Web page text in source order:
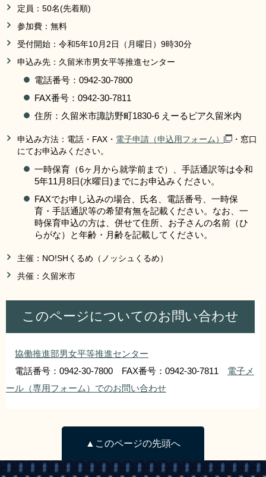
定員：50名(先着順)
参加費：無料
受付開始：令和5年10月2日（月曜日）9時30分
申込み先：久留米市男女平等推進センター
電話番号：0942-30-7800
FAX番号：0942-30-7811
住所：久留米市諏訪野町1830-6 えーるピア久留米内
申込み方法：電話・FAX・ 電子申請（申込用フォーム）
・窓口
にてお申込みください。
一時保育（6ヶ月から就学前まで）、手話通訳等は令和
5年11月8日(水曜日)までにお申込みください。
FAXでお申し込みの場合、氏名、電話番号、一時保
育・手話通訳等の希望有無を記載ください。なお、一
時保育申込の方は、併せて住所、お子さんの名前（ひ
らがな）と年齢・月齢を記載してください。
主催：NO!SHくるめ（ノッシュくるめ）
共催：久留米市
このページについてのお問い合わせ
協働推進部男女平等推進センター
電話番号：0942-30-7800 FAX番号：0942-30-7811 電子メ
ール（専用フォーム）でのお問い合わせ
▲このページの先頭へ